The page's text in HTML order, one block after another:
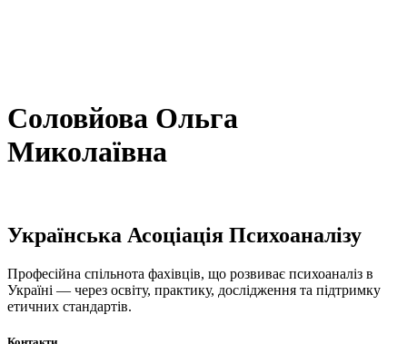
Соловйова Ольга
Миколаївна
Українська Асоціація Психоаналізу
Професійна спільнота фахівців, що розвиває психоаналіз в
Україні — через освіту, практику, дослідження та підтримку
етичних стандартів.